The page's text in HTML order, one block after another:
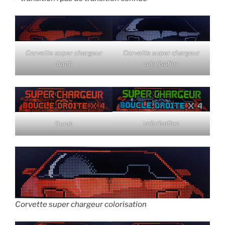
Corvette super chargeur
dumb
Corvette super chargeur
colorisation
Dumb colorisation
Corvette super chargeur colorisation